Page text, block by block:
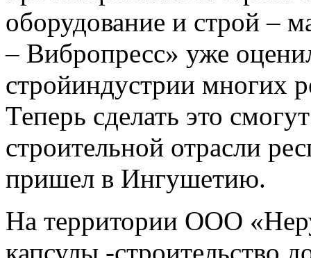
оборудование и строй –
– Вибропресс» уже
стройиндустрии многих
Теперь сделать это
строительной отрасли
пришел в Ингушетию.
На территории ООО
капсулы -строительство